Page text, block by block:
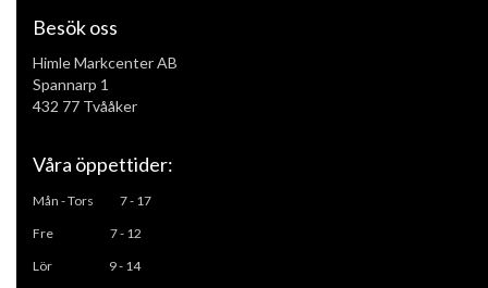
Besök oss
Himle Markcenter AB
Spannarp 1
432 77 Tvååker
Våra öppettider:
Mån - Tors
7 - 17
Fre 7 - 12
L ör 9 - 14